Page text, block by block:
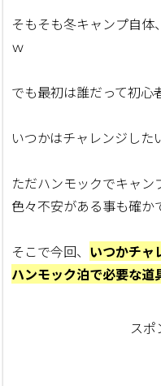
そもそも冬キャンプ自
ｗ
でも最初は誰だって初心
いつかはチャレンジした
ただハンモックでキャン
色々不安がある事も確か
そこで今回、 いつかチャ
ハンモック泊で必要な道
ス